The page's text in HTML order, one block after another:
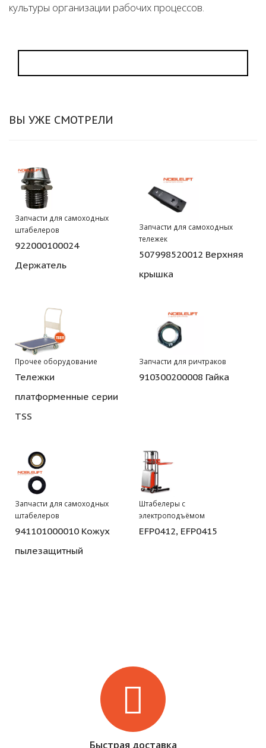
культуры организации рабочих процессов.
ВЫ УЖЕ СМОТРЕЛИ
Запчасти для самоходных
штабелеров
922000100024
Держатель
Запчасти для самоходных
тележек
507998520012 Верхняя
крышка
Прочее оборудование
Тележки
платформенные серии
TSS
Запчасти для ричтраков
910300200008 Гайка
Запчасти для самоходных
штабелеров
941101000010 Кожух
пылезащитный
Штабелеры с
электроподъёмом
EFP0412, EFP0415
Быстрая доставка